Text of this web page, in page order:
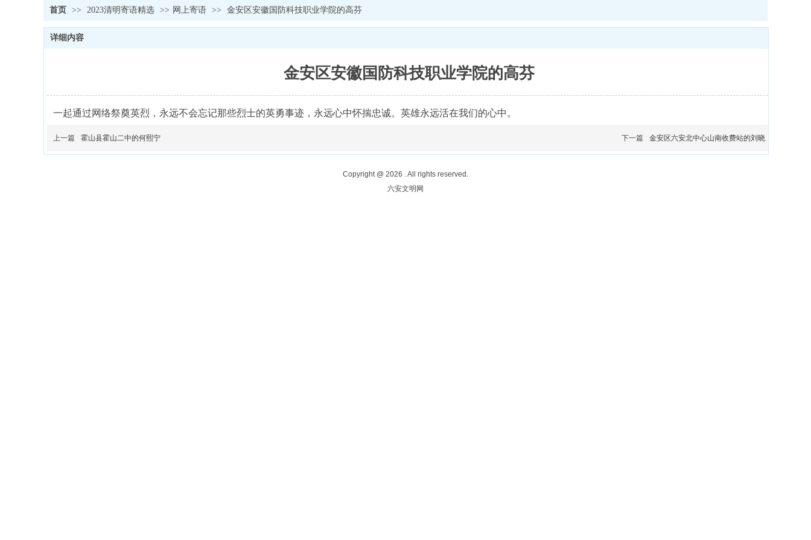
首页 >> 2023清明寄语精选 >> 网上寄语 >> 金安区安徽国防科技职业学院的高芬
详细内容
金安区安徽国防科技职业学院的高芬
一起通过网络祭奠英烈，永远不会忘记那些烈士的英勇事迹，永远心中怀揣忠诚。英雄永远活在我们的心中。
上一篇 霍山县霍山二中的何熙宁 下一篇 金安区六安北中心山南收费站的刘晓
Copyright @ 2026 . All rights reserved.
六安文明网